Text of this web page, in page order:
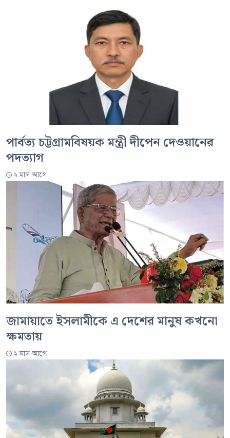
পার্বত্য চট্টগ্রামবিষয়ক মন্ত্রী দীপেন দেওয়ানের
পদত্যাগ
২ মাস আগে
জামায়াতে ইসলামীকে এ দেশের মানুষ কখনো
ক্ষমতায়
২ মাস আগে